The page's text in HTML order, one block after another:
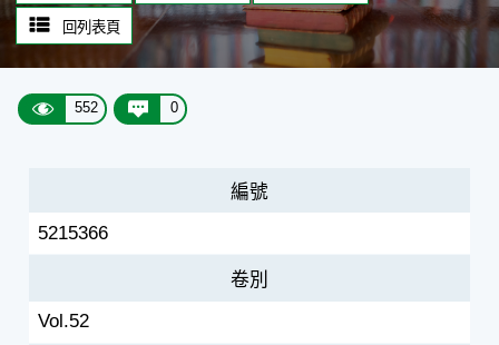
回列表頁
552 0
編號
5215366
卷別
Vol.52